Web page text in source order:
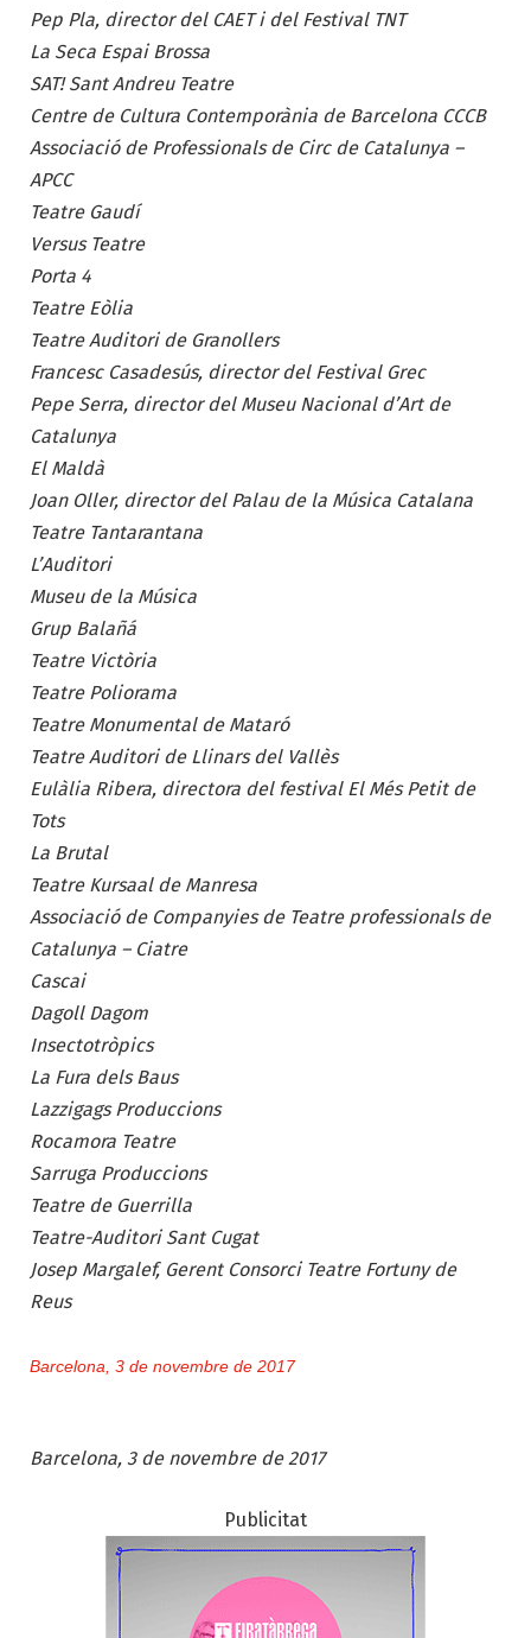
Pep Pla, director del CAET i del Festival TNT
La Seca Espai Brossa
SAT! Sant Andreu Teatre
Centre de Cultura Contemporània de Barcelona CCCB
Associació de Professionals de Circ de Catalunya –
APCC
Teatre Gaudí
Versus Teatre
Porta 4
Teatre Eòlia
Teatre Auditori de Granollers
Francesc Casadesús, director del Festival Grec
Pepe Serra, director del Museu Nacional d’Art de
Catalunya
El Maldà
Joan Oller, director del Palau de la Música Catalana
Teatre Tantarantana
L’Auditori
Museu de la Música
Grup Balañá
Teatre Victòria
Teatre Poliorama
Teatre Monumental de Mataró
Teatre Auditori de Llinars del Vallès
Eulàlia Ribera, directora del festival El Més Petit de
Tots
La Brutal
Teatre Kursaal de Manresa
Associació de Companyies de Teatre professionals de
Catalunya – Ciatre
Cascai
Dagoll Dagom
Insectotròpics
La Fura dels Baus
Lazzigags Produccions
Rocamora Teatre
Sarruga Produccions
Teatre de Guerrilla
Teatre-Auditori Sant Cugat
Josep Margalef, Gerent Consorci Teatre Fortuny de
Reus
Barcelona, 3 de novembre de 2017
Barcelona, 3 de novembre de 2017
Publicitat